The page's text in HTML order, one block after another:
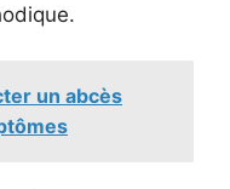
un abcès